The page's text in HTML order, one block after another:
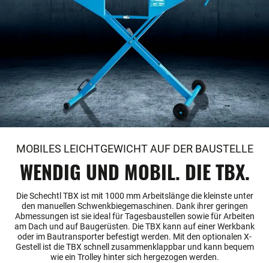
MOBILES LEICHTGEWICHT AUF DER BAUSTELLE
WENDIG UND MOBIL. DIE TBX.
Die Schechtl TBX ist mit 1000 mm Arbeitslänge die kleinste unter
den manuellen Schwenkbiegemaschinen. Dank ihrer geringen
Abmessungen ist sie ideal für Tagesbaustellen sowie für Arbeiten
am Dach und auf Baugerüsten. Die TBX kann auf einer Werkbank
oder im Bautransporter befestigt werden. Mit den optionalen X-
Gestell ist die TBX schnell zusammenklappbar und kann bequem
wie ein Trolley hinter sich hergezogen werden.